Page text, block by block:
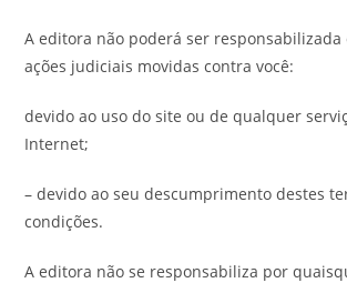
A editora não poderá ser responsabilizada
ações judiciais movidas contra você:
devido ao uso do site ou de qualquer
Internet;
– devido ao seu descumprimento destes
condições.
A editora não se responsabiliza por